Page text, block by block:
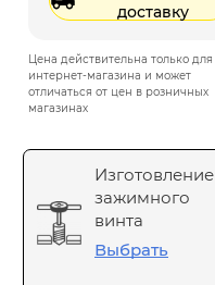
доставку
Цена действительна только для
интернет-магазина и может
отличаться от цен в розничных
магазинах
Изготовление
зажимного
винта
Выбрать